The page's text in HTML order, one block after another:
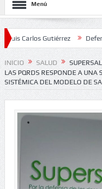
Menú
Gutiérrez Defensoría
2026
INICIO SALUD
LAS PQRDS RESPONDE A UNA
SISTÉMICA DEL MODELO DE